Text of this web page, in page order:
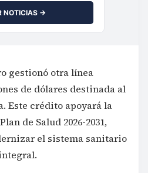
NOTICIAS →
gestionó otra línea
de dólares destinada al
Este crédito apoyará la
de Salud 2026-2031,
el sistema sanitario